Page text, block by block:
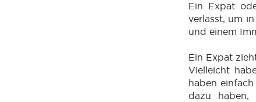
Ein Expat
verlässt, um
und einem
Ein Expat
Vielleicht
haben
dazu